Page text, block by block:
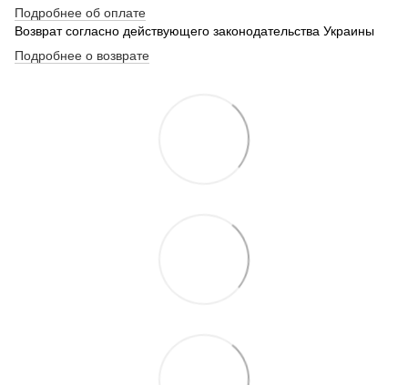
Подробнее об оплате
Возврат согласно действующего законодательства Украины
Подробнее о возврате